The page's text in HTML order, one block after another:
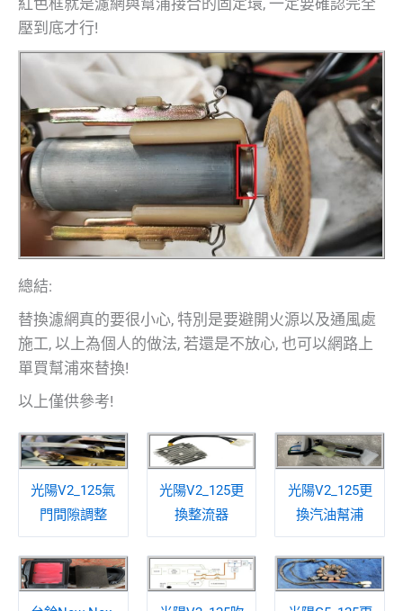
紅色框就是濾網與幫浦接合的固定環, 一定要確認完全
壓到底才行!
總結:
替換濾網真的要很小心, 特別是要避開火源以及通風處
施工, 以上為個人的做法, 若還是不放心, 也可以網路上
單買幫浦來替換!
以上僅供參考!
光陽V2_125氣
門間隙調整
光陽V2_125更
換整流器
光陽V2_125更
換汽油幫浦